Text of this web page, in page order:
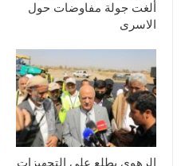
ألغت جولة مفاوضات حول
الاسرى
الرهوي يطلع على التجهيزات